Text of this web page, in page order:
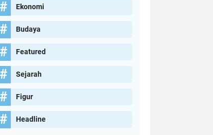
Ekonomi
Budaya
Featured
Sejarah
Figur
Headline